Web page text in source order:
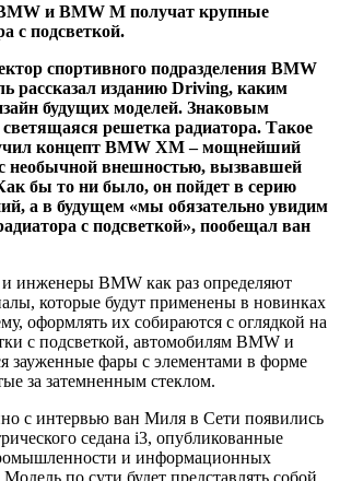
и BMW M получат крупные
с подсветкой.
спортивного подразделения BMW
рассказал изданию Driving, каким
будущих моделей. Знаковым
светящаяся решетка радиатора. Такое
концепт BMW XM – мощнейший
необычной внешностью, вызвавшей
бы то ни было, он пойдет в серию
а в будущем «мы обязательно увидим
с подсветкой», пообещал ван
инженеры BMW как раз определяют
которые будут применены в новинках
оформлять их собираются с оглядкой на
с подсветкой, автомобилям BMW и
зауженные фары с элементами в форме
за затемненным стеклом.
с интервью ван Миля в Сети появились
седана i3, опубликованные
и информационных
по сути будет представлять собой